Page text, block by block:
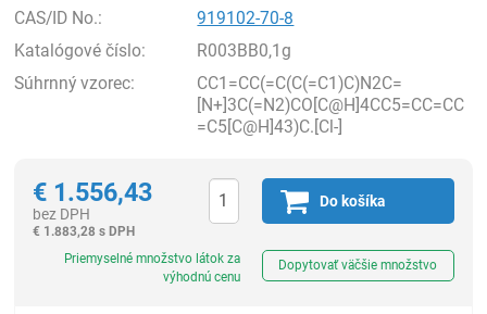
CAS/ID No.:
919102-70-8
Katalógové číslo:
R003BB0,1g
Súhrnný vzorec:
CC1=CC(=C(C(=C1)C)N2C=
[N+]3C(=N2)CO[C@H]4CC5=CC=CC
=C5[C@H]43)C.[Cl-]
€ 1.556,43
bez DPH
€ 1.883,28 s DPH
Do košíka
Priemyselné množstvo látok za
výhodnú cenu
Dopytovať väčšie množstvo